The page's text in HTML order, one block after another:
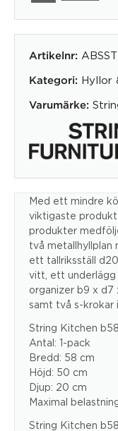
Artikelnr:
Kategori: Hyllor
Varumärke:
Med ett mindre
viktigaste
produkter
två metallhyllplan
ett tallriksställ
vitt, ett underlägg
organizer b9 x d7
samt två s-krokar
String Kitchen
Antal: 1-pack
Bredd: 58 cm
Höjd: 50 cm
Djup: 20 cm
Maximal
String Kitchen